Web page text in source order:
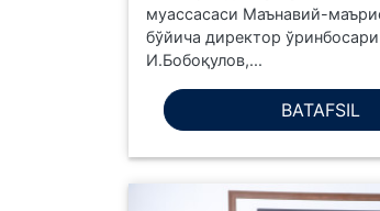
муассасаси Маънавий-
бўйича директор ўринбосари
И.Бобоқулов,...
BATAFSIL